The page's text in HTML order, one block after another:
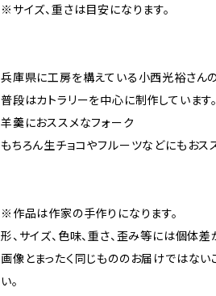
※サイズ、重さは目安になります。
兵庫県に工房を構えている小西光裕さん
普段はカトラリーを中心に制作しています。
羊羹におススメなフォーク
もちろん生チョコやフルーツなどにもおス
※作品は作家の手作りになります。
形、サイズ、色味、重さ、歪み等には個体差
画像とまったく同じもののお届けではない
い。